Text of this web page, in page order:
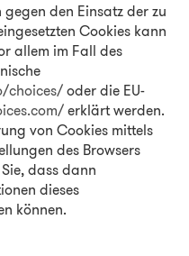
den Einsatz der zu
Cookies kann
allem im Fall des
choices/oder die EU-
erklärt werden.
von Cookies mittels
des Browsers
dass dann
dieses
können.